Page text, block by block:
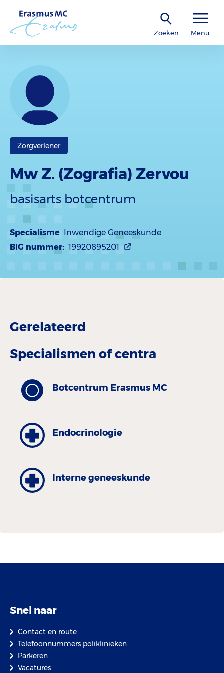
Zoeken Menu
Zorgverlener
Mw Z. (Zografia) Zervou
basisarts botcentrum
Specialisme Inwendige Geneeskunde
BIG nummer: 19920895201
Gerelateerd
Specialismen of centra
Botcentrum Erasmus MC
Endocrinologie
Interne geneeskunde
Snel naar
Contact en route
Telefoonnummers poliklinieken
Parkeren
Vacatures